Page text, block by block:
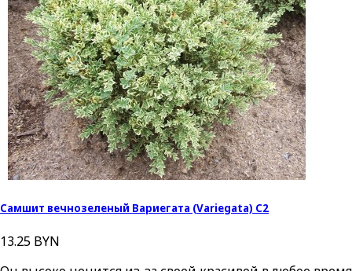
Самшит вечнозеленый Вариегата (Variegata) С2
13.25 BYN